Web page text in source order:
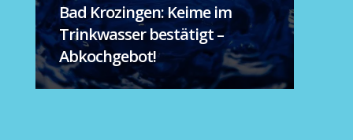
Bad Krozingen: Keime im
Trinkwasser bestätigt –
Abkochgebot!